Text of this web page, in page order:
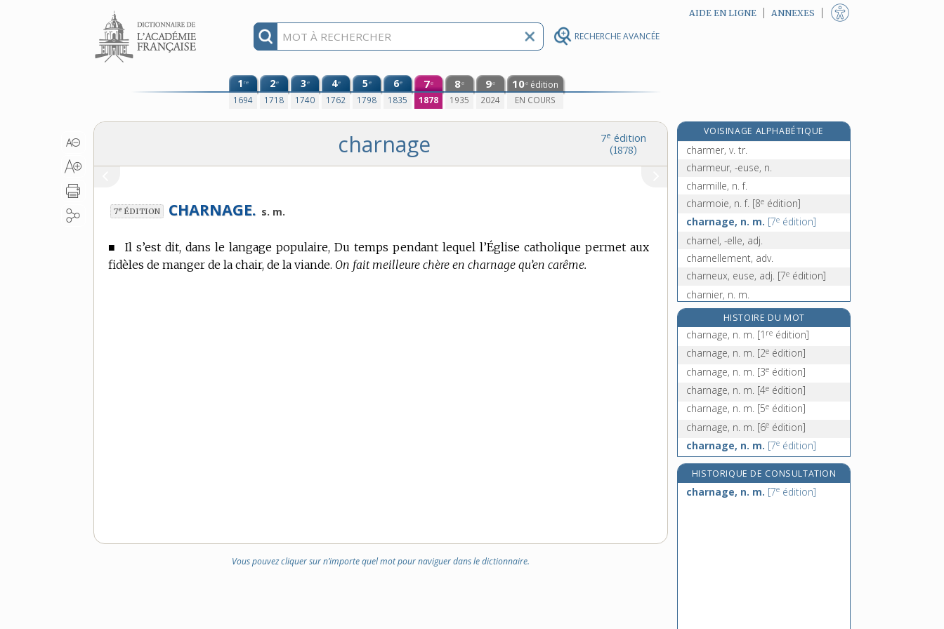
RECHERCHE AVANCÉE
Aller au contenu AIDE EN LIGNE ANNEXES
1re
1694
2e
1718
3e
1740
4e
1762
5e
1798
6e
1835
7e
1878
8e
1935
9e
2024
10e édition
EN COURS
7e édition
(1878)
charnage
7e ÉDITION CHARNAGE. s. m.
■Il s’est dit, dans le langage populaire, Du temps pendant lequel l’Église catholique permet aux
fidèles de manger de la chair, de la viande. On fait meilleure chère en charnage qu’en carême.
Vous pouvez cliquer sur n’importe quel mot pour naviguer dans le dictionnaire.
VOISINAGE ALPHABÉTIQUE
charme [II], n. m.
charmer, v. tr.
charmeur, -euse, n.
charmille, n. f.
charmoie, n. f. [8e édition]
charnage, n. m. [7e édition]
charnel, -elle, adj.
charnellement, adv.
charneux, euse, adj. [7e édition]
charnier, n. m.
charnière, n. f.
charnu, -ue, adj.
charnure, n. f.
[8 édition]
charognard, n. m.
charogne, n. f.
HISTOIRE DU MOT
charnage, n. m. [1 re édition]
charnage, n. m. [2e édition]
charnage, n. m. [3e édition]
charnage, n. m. [4e édition]
charnage, n. m. [5e édition]
charnage, n. m. [6e édition]
charnage, n. m. [7e édition]
HISTORIQUE DE CONSULTATION
charnage, n. m. [7e édition]